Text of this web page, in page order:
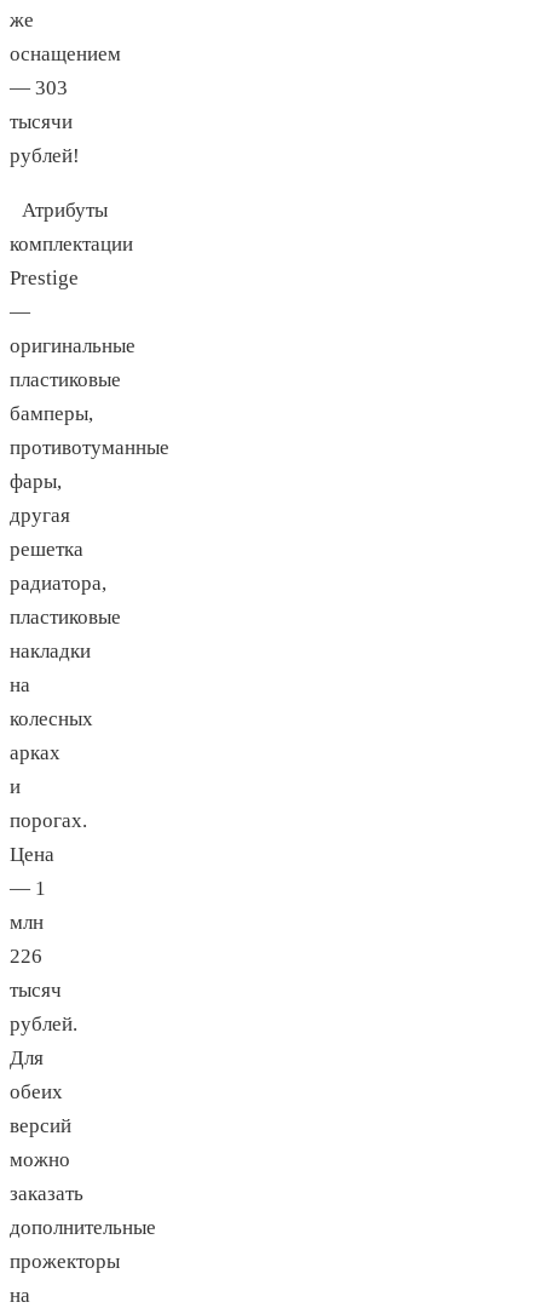
же
оснащением
— 303
тысячи
рублей!
Атрибуты
комплектации
Prestige
—
оригинальные
пластиковые
бамперы,
противотуманные
фары,
другая
решетка
радиатора,
пластиковые
накладки
на
колесных
арках
и
порогах.
Цена
— 1
млн
226
тысяч
рублей.
Для
обеих
версий
можно
заказать
дополнительные
прожекторы
на